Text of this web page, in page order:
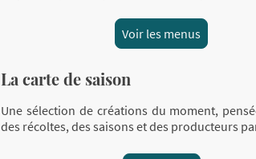
Voir les menus
La carte de saison
Une sélection de créations du moment,
des récoltes, des saisons et des producteurs